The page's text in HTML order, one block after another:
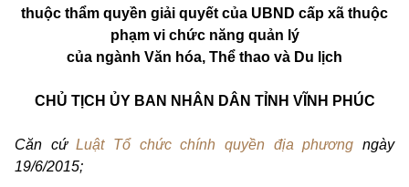
thuộc thẩm quyền giải quyết của UBND cấp xã thuộc
phạm vi chức năng quản lý
của ngành Văn hóa, Thể thao và Du lịch
CHỦ TỊCH ỦY BAN NHÂN DÂN TỈNH VĨNH PHÚC
Căn cứLuật Tổ chức chính quyền địa phươngngày
19/6/2015;